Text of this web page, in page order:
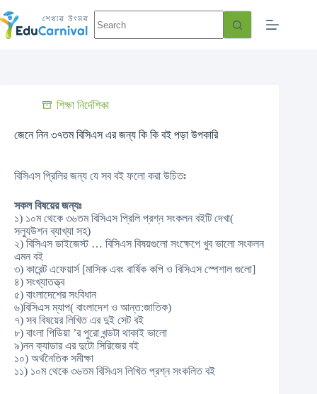
শিক্ষা নির্দেশিকা
জেনে নিন ৩৭তম বিসিএস এর জন্য কি কি বই পড়া উপকারি
বিসিএস প্রিলির জন্য যে সব বই ফলো করা উচিতঃ
সকল বিষয়ের জন্যঃ
১) ১০ম থেকে ৩৬তম বিসিএস প্রিলি প্রশ্ন সংকলন বইটি দেখা(
সল্যুউশন ব্যাখ্যা সহ)
২) বিসিএস ডাইজেস্ট … বিসিএস বিষয়গুলো সংক্ষেপে খুব ভালো সংকলন
এমন বই
৩) কারেন্ট এফেয়ার্স [মাসিক এবং বার্ষিক কপি ও বিসিএস স্পেশাল গুলো]
৪) সংখ্যাতত্ত্ব
৫) বাংলাদেশের সংবিধান
৬)বিসিএস ম্যাপ( বাংলাদেশ ও আন্ত:জাতিক)
৭) সব বিষয়ের লিখিত এর দুই সেট বই
৮) বাংলা পিডিয়া ’র পুরো খন্ডটা থাকাই ভালো
৯)নন ক্যাডার এর দুটো সিরিজের বই
১০) অর্থনৈতিক সমীক্ষা
১১) ১০ম থেকে ৩৬তম বিসিএস লিখিত প্রশ্ন সংকলিত বই